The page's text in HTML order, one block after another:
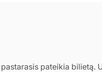
pateikia bilietą.